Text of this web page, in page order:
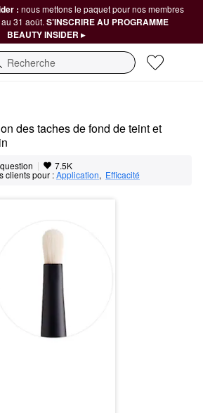
: nous mettons le paquet pour nos membres
31 août. S’INSCRIRE AU PROGRAMME
BEAUTY INSIDER ▸
des taches de fond de teint et
| 7.5K
clients pour :Application, Efficacité